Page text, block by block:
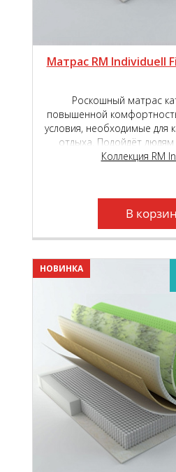
Матрас RM Individuell
Роскошный матрас
повышенной
условия, необходимые для
отдыха. Подойдёт
любого пола и
Коллекция RM
В
НОВИНКА